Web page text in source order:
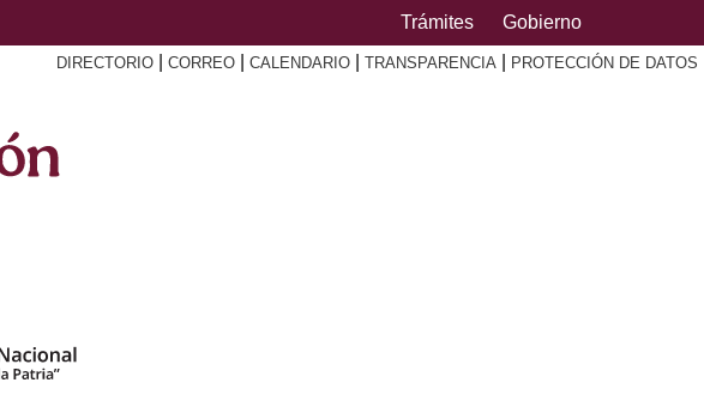
Trámites Gobierno
DIRECTORIO CORREO CALENDARIO TRANSPARENCIA PROTECCIÓN DE DATOS